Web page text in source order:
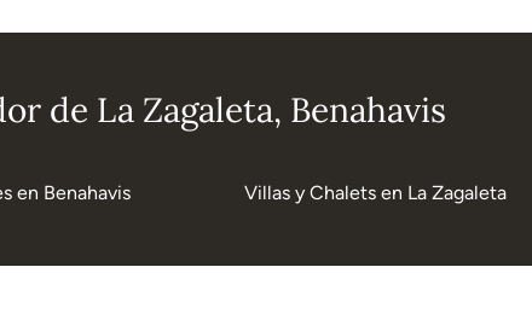
de La Zagaleta, Benahavis
en Benahavis Villas y Chalets en La Zagaleta